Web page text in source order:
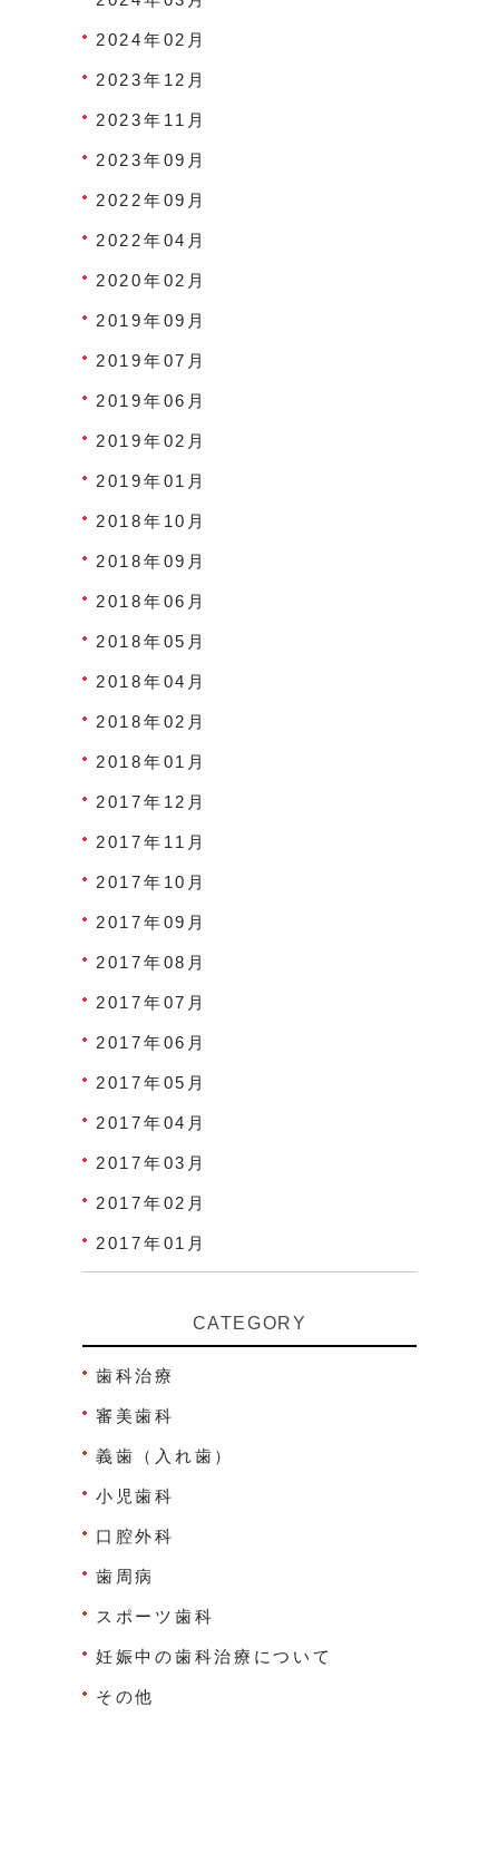
2024年02月
2023年12月
2023年11月
2023年09月
2022年09月
2022年04月
2020年02月
2019年09月
2019年07月
2019年06月
2019年02月
2019年01月
2018年10月
2018年09月
2018年06月
2018年05月
2018年04月
2018年02月
2018年01月
2017年12月
2017年11月
2017年10月
2017年09月
2017年08月
2017年07月
2017年06月
2017年05月
2017年04月
2017年03月
2017年02月
2017年01月
CATEGORY
歯科治療
審美歯科
義歯（入れ歯）
小児歯科
口腔外科
歯周病
スポーツ歯科
妊娠中の歯科治療について
その他